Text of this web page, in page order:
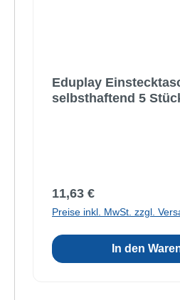
Eduplay
selbsthaftend 5
Regulärer Preis:
11,63 €
Preise inkl. MwSt. zzgl.
In den